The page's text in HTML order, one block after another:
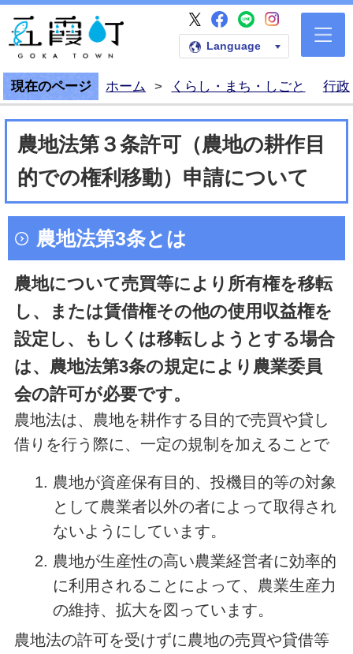
五霞町公式ホームペー
五霞町公式X
五霞町公式
五霞町公式
五霞町
Language
現在のページ ホーム > くらし・まち・しごと 行政
農地法第３条許可（農地の耕作目
的での権利移動）申請について
農地法第3条とは
農地について売買等により所有権を移転
し、または賃借権その他の使用収益権を
設定し、もしくは移転しようとする場合
は、農地法第3条の規定により農業委員
会の許可が必要です。
農地法は、農地を耕作する目的で売買や貸し
借りを行う際に、一定の規制を加えることで
農地が資産保有目的、投機目的等の対象
として農業者以外の者によって取得され
ないようにしています。
農地が生産性の高い農業経営者に効率的
に利用されることによって、農業生産力
の維持、拡大を図っています。
農地法の許可を受けずに農地の売買や貸借等